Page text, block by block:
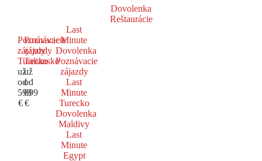
Dovolenka
Reštaurácie
Poznávacie
zájazdy
Turecko
už
od
599
€
Poznávacie
zájazdy
Taliansko
už
od
699
€
Last
Minute
Dovolenka
Poznávacie
zájazdy
Last
Minute
Turecko
Dovolenka
Maldivy
Last
Minute
Egypt